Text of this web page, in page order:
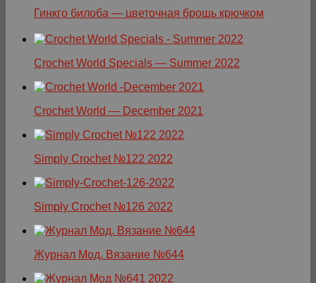
Гинкго билоба — цветочная брошь крючком
Crochet World Specials — Summer 2022
Crochet World — December 2021
Simply Crochet №122 2022
Simply Crochet №126 2022
Журнал Мод. Вязание №644